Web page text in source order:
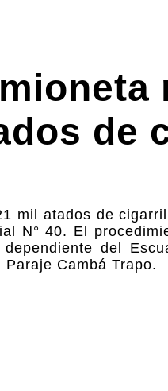
de
mil atados de
N° 40. El
del
Cambá Trapo.